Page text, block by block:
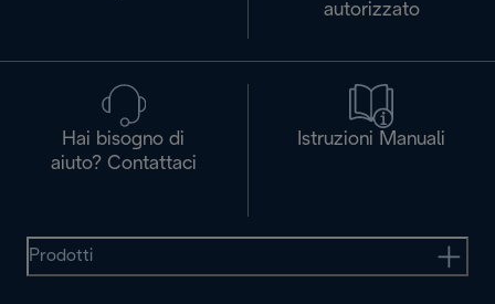
autorizzato
Hai bisogno di
aiuto? Contattaci
Istruzioni Manuali
Prodotti